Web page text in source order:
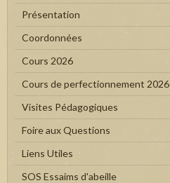
Présentation
Coordonnées
Cours 2026
Cours de perfectionnement 2026
Visites Pédagogiques
Foire aux Questions
Liens Utiles
SOS Essaims d'abeille